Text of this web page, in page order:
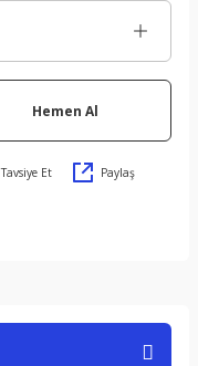
Hemen Al
Tavsiye Et Paylaş